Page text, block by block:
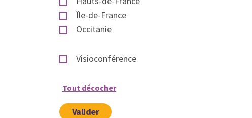
Île-de-France
Occitanie
Visioconférence
Tout décocher
Valider